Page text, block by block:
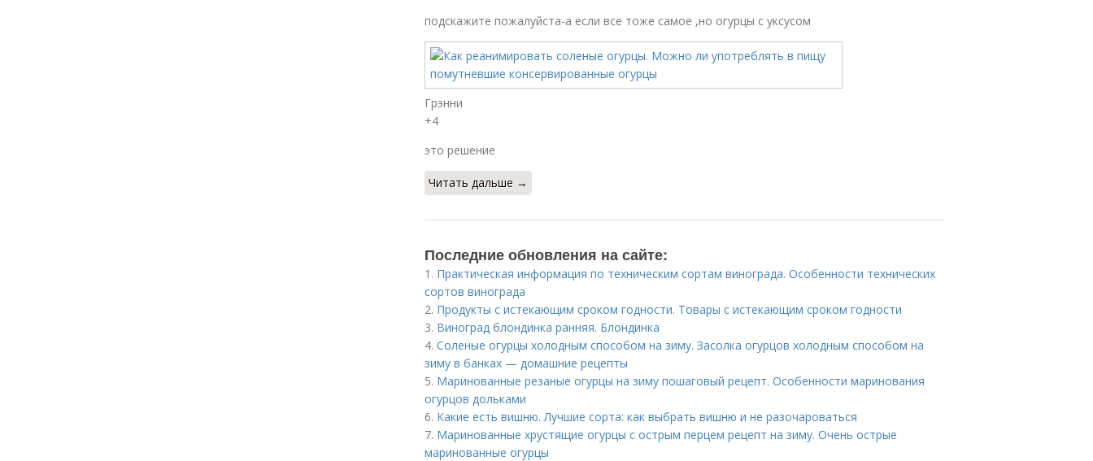
подскажите пожалуйста-а если все тоже самое ,но огурцы с уксусом
Грэнни
+4
это решение
Читать дальше →
Последние обновления на сайте:
1. Практическая информация по техническим сортам винограда. Особенности технических
сортов винограда
2. Продукты с истекающим сроком годности. Товары с истекающим сроком годности
3. Виноград блондинка ранняя. Блондинка
4. Соленые огурцы холодным способом на зиму. Засолка огурцов холодным способом на
зиму в банках — домашние рецепты
5. Маринованные резаные огурцы на зиму пошаговый рецепт. Особенности маринования
огурцов дольками
6. Какие есть вишню. Лучшие сорта: как выбрать вишню и не разочароваться
7. Маринованные хрустящие огурцы с острым перцем рецепт на зиму. Очень острые
маринованные огурцы